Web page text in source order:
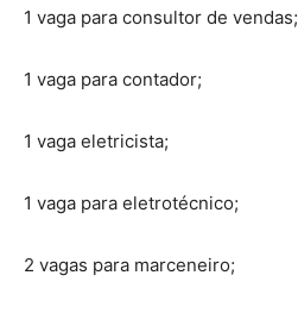
1 vaga para consultor de vendas;
1 vaga para contador;
1 vaga eletricista;
1 vaga para eletrotécnico;
2 vagas para marceneiro;